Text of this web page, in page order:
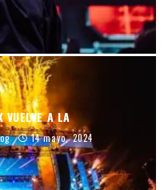
VUELVE A LA
14 mayo, 2024